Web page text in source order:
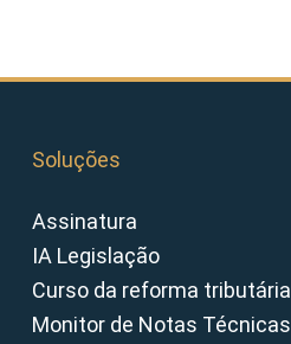
Soluções
Assinatura
IA Legislação
Curso da reforma tributária
Monitor de Notas Técnicas